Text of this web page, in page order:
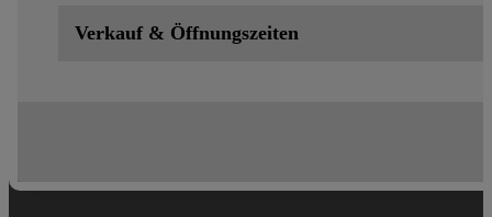
Verkauf & Öffnungszeiten